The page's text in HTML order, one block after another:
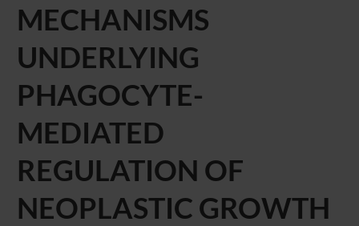
MECHANISMS
UNDERLYING
PHAGOCYTE-
MEDIATED
REGULATION OF
NEOPLASTIC GROWTH